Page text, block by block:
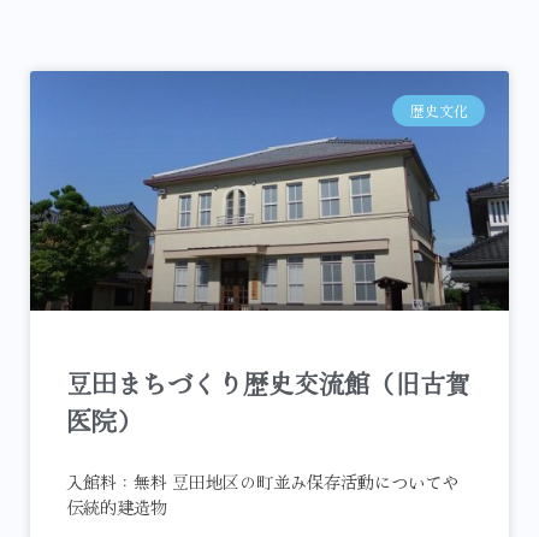
歴史文化
豆田まちづくり歴史交流館（旧古賀
医院）
入館料：無料 豆田地区の町並み保存活動についてや
伝統的建造物